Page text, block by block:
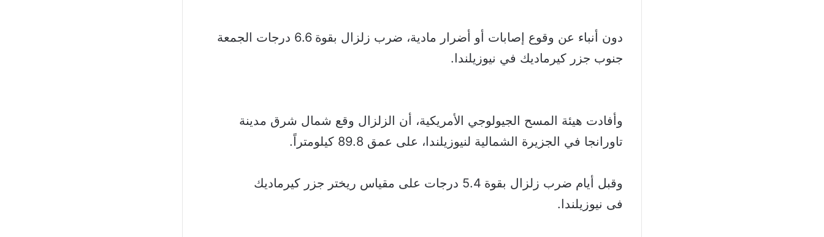
دون أنباء عن وقوع إصابات أو أضرار مادية، ضرب زلزال بقوة 6.6 درجات الجمعة
جنوب جزر كيرماديك في نيوزيلندا.
وأفادت هيئة المسح الجيولوجي الأمريكية، أن الزلزال وقع شمال شرق مدينة
تاورانجا في الجزيرة الشمالية لنيوزيلندا، على عمق 89.8 كيلومتراً.
وقبل أيام ضرب زلزال بقوة 5.4 درجات على مقياس ريختر جزر كيرماديك
فى نيوزيلندا.